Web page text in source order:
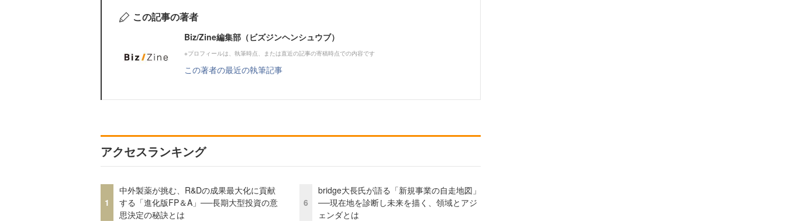
この記事の著者
Biz/Zine編集部（ビズジンヘンシュウブ）
※プロフィールは、執筆時点、または直近の記事の寄稿時点での内容です
この著者の最近の執筆記事
アクセスランキング
1
中外製薬が挑む、R&Dの成果最大化に貢献
する「進化版FP＆A」──長期大型投資の意
思決定の秘訣とは
6
bridge大長氏が語る「新規事業の自走地図」
──現在地を診断し未来を描く、領域とアジ
ェンダとは